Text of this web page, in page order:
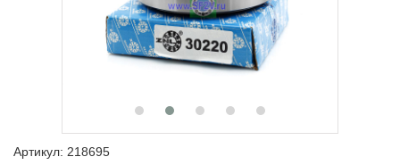
Артикул: 218695